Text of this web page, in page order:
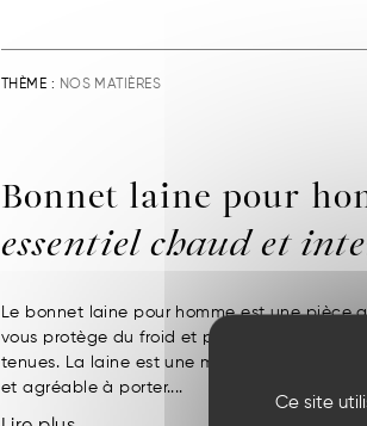
Ce site
THÈME : NOS MATIÈRES
Bonnet laine pour
essentiel chaud et
Le bonnet laine pour homme est une pièce
vous protège du froid et permet d’apporter
tenues. La laine est une matière capable
et agréable à porter....